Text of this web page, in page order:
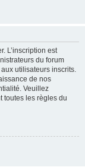
L’inscription est
du forum
utilisateurs inscrits.
de nos
Veuillez
toutes les règles du